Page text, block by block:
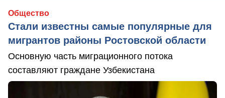
Общество
Стали известны самые популярные для
мигрантов районы Ростовской области
Основную часть миграционного потока
составляют граждане Узбекистана